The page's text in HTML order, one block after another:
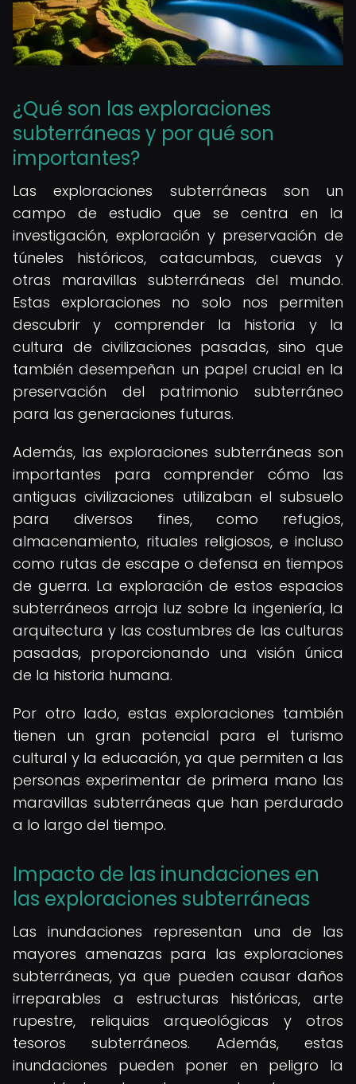
¿Qué son las exploraciones
subterráneas y por qué son
importantes?
Las exploraciones subterráneas son un
campo de estudio que se centra en la
investigación, exploración y preservación de
túneles históricos, catacumbas, cuevas y
otras maravillas subterráneas del mundo.
Estas exploraciones no solo nos permiten
descubrir y comprender la historia y la
cultura de civilizaciones pasadas, sino que
también desempeñan un papel crucial en la
preservación del patrimonio subterráneo
para las generaciones futuras.
Además, las exploraciones subterráneas son
importantes para comprender cómo las
antiguas civilizaciones utilizaban el subsuelo
para diversos fines, como refugios,
almacenamiento, rituales religiosos, e incluso
como rutas de escape o defensa en tiempos
de guerra. La exploración de estos espacios
subterráneos arroja luz sobre la ingeniería, la
arquitectura y las costumbres de las culturas
pasadas, proporcionando una visión única
de la historia humana.
Por otro lado, estas exploraciones también
tienen un gran potencial para el turismo
cultural y la educación, ya que permiten a las
personas experimentar de primera mano las
maravillas subterráneas que han perdurado
a lo largo del tiempo.
Impacto de las inundaciones en
las exploraciones subterráneas
Las inundaciones representan una de las
mayores amenazas para las exploraciones
subterráneas, ya que pueden causar daños
irreparables a estructuras históricas, arte
rupestre, reliquias arqueológicas y otros
tesoros subterráneos. Además, estas
inundaciones pueden poner en peligro la